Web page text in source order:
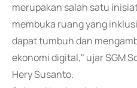
merupakan salah satu
membuka ruang yang
dapat tumbuh dan
ekonomi digital," ujar SGM
Hery Susanto.